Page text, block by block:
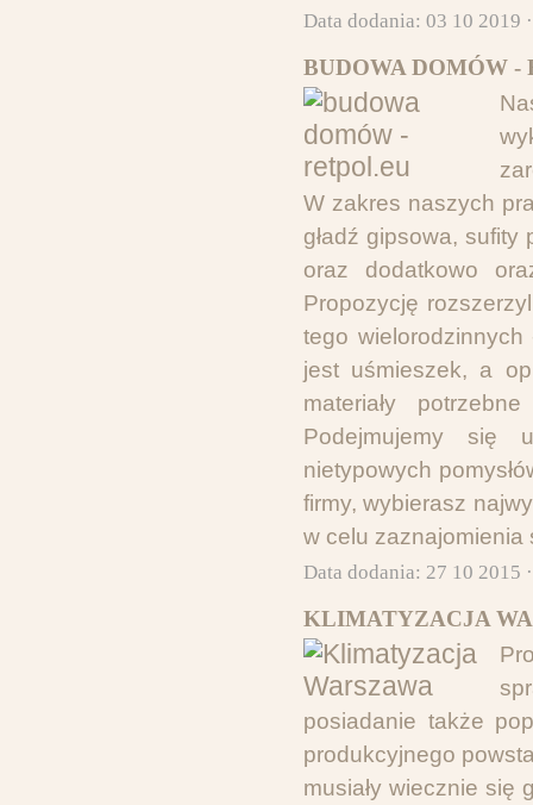
Data dodania: 03 10 2019
BUDOWA DOMÓW -
W zakres naszych
gładź gipsowa,
oraz dodatkowo
Propozycję
tego
jest uśmieszek, a
materiały
Podejmujemy się
nietypowych
firmy, wybierasz
w celu zaznajomienia
Data dodania: 27 10 2015
KLIMATYZACJA
posiadanie także
produkcyjnego
musiały wiecznie się